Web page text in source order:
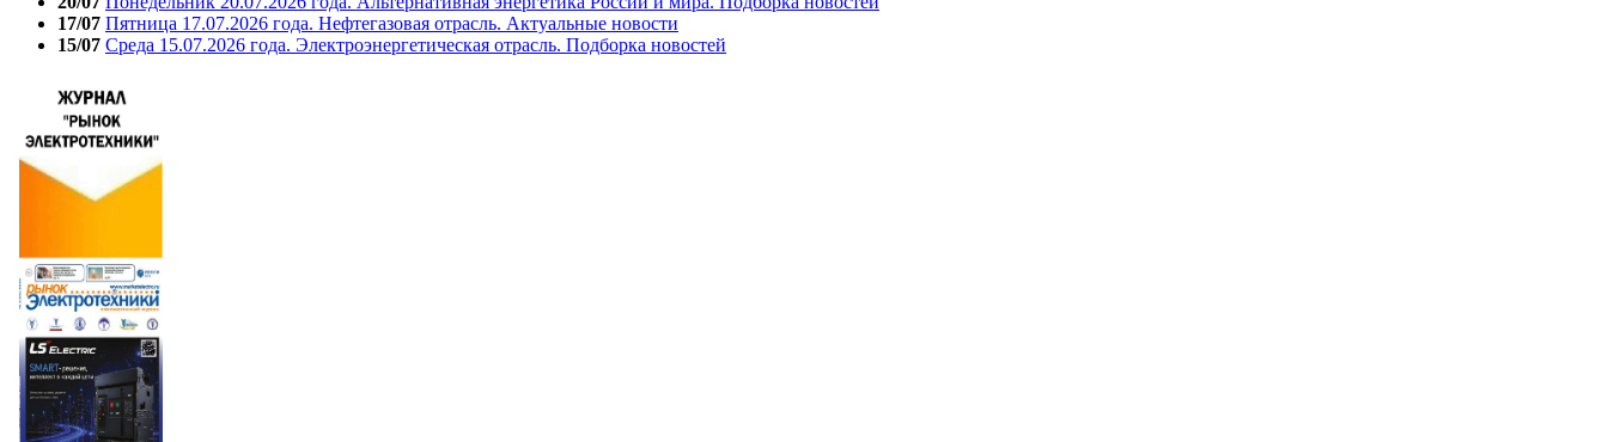
17/07 Пятница 17.07.2026 года. Нефтегазовая отрасль. Актуальные новости
15/07 Среда 15.07.2026 года. Электроэнергетическая отрасль. Подборка новостей